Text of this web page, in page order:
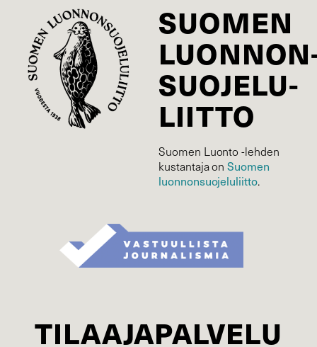
SUOMEN
SUOJELU­
LIITTO
Suomen Luonto -lehden
kustantaja onSuomen
luonnonsuojelu­liitto.
TILAAJAPALVELU